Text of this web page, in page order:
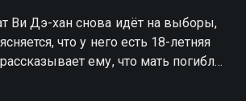
Ви Дэ-хан снова идёт на выборы,
что у него есть 18-летняя
ему, что мать погибла
и теперь он должен заботиться о